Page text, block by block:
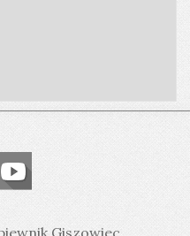
Giszowiec